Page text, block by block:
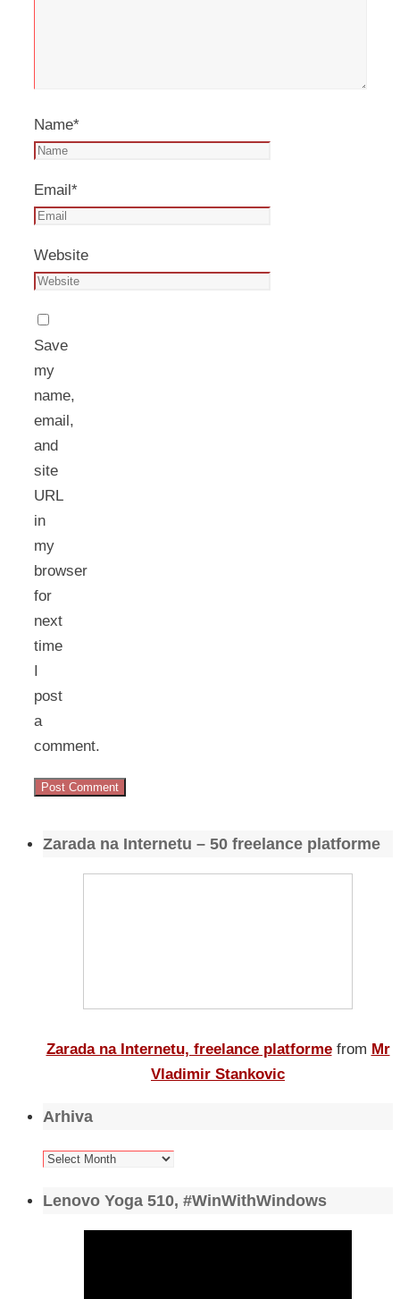
Name*
Email*
Website
Save
my
name,
email,
and
site
URL
in
my
browser
for
next
time
I
post
a
comment.
Zarada na Internetu – 50 freelance platforme
Zarada na Internetu, freelance platforme from Mr
Vladimir Stankovic
Arhiva
Arhiva
Lenovo Yoga 510, #WinWithWindows